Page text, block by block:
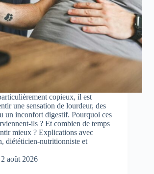
copieux, il est
une sensation de lourdeur, des
un inconfort digestif. Pourquoi ces
ils ? Et combien de temps
mieux ? Explications avec
diététicien-nutritionniste et
2 août 2026